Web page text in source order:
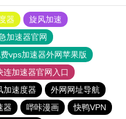
器
旋风加速
加速器官网
vps加速器外网苹果版
连加速器官网入口
加速度器
外网网址导航
器 哔咔漫画
快鸭VPN